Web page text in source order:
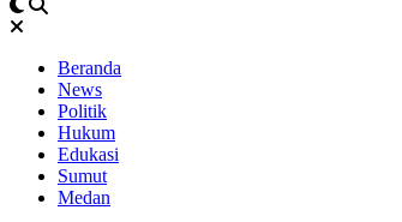
Beranda
News
Politik
Hukum
Edukasi
Sumut
Medan